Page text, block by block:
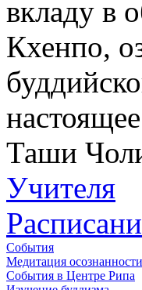
вкладу в
Кхенпо,
Таши
Учителя
События
Медитация
События в Центре Рипа